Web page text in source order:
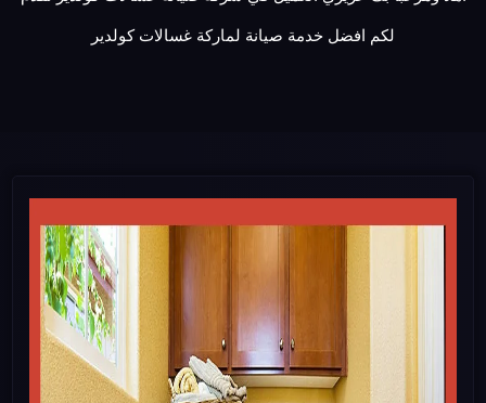
لكم افضل خدمة صيانة لماركة غسالات كولدير